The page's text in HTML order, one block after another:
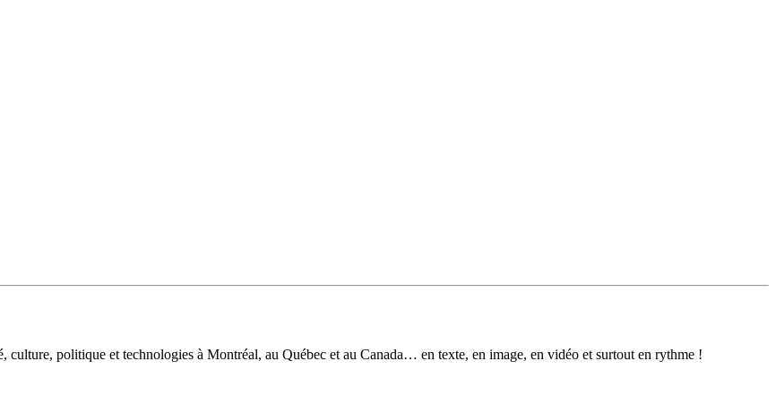
politique et technologies à Montréal, au Québec et au Canada… en texte, en image, en vidéo et surtout en rythme !